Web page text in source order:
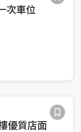
次車位
優質店面